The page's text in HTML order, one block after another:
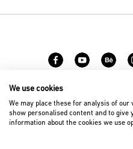
© 2026 D’art
We use cookies
We may place these for analysis of
show personalised content and to give
information about the cookies we use